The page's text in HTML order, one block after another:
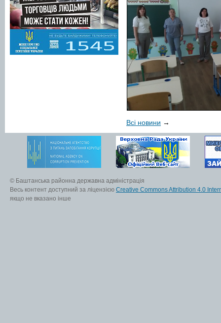
Всі новини →
© Баштанська районна державна адміністрація
Весь контент доступний за ліцензією Creative Commons Attribution 4.0
якщо не вказано інше